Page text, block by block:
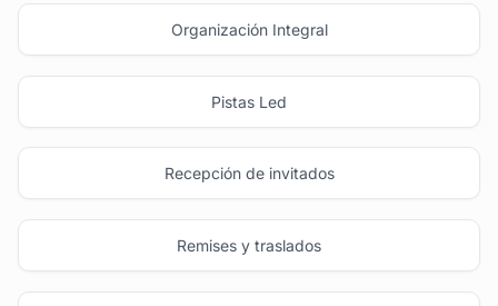
Organización Integral
Pistas Led
Recepción de invitados
Remises y traslados